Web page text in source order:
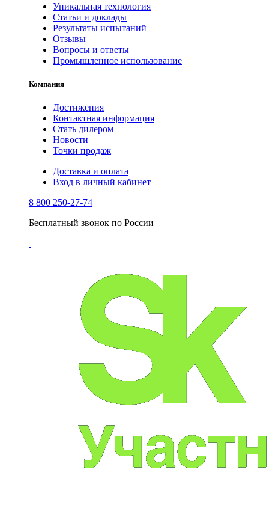
Уникальная технология
Статьи и доклады
Результаты испытаний
Отзывы
Вопросы и ответы
Промышленное использование
Компания
Достижения
Контактная информация
Стать дилером
Новости
Точки продаж
Доставка и оплата
Вход в личный кабинет
8 800 250-27-74
Бесплатный звонок по России